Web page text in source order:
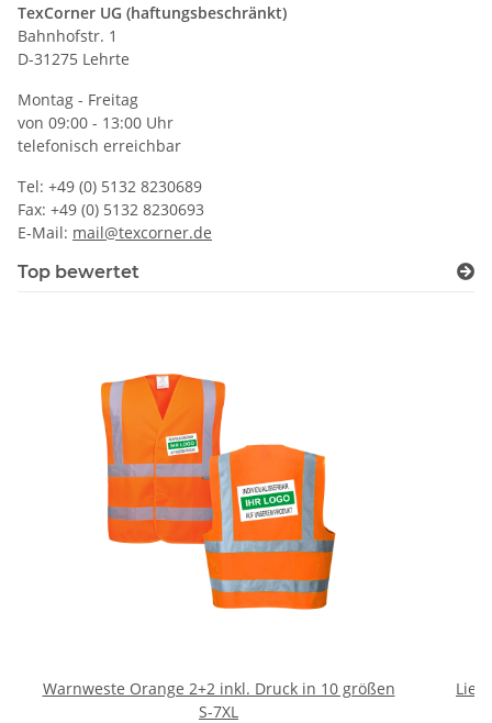
TexCorner UG (haftungsbeschränkt)
Bahnhofstr. 1
D-31275 Lehrte
Montag - Freitag
von 09:00 - 13:00 Uhr
telefonisch erreichbar
Tel: +49 (0) 5132 8230689
Fax: +49 (0) 5132 8230693
E-Mail: mail@texcorner.de
Top bewertet
Warnweste Orange 2+2 inkl. Druck in 10 größen
S-7XL